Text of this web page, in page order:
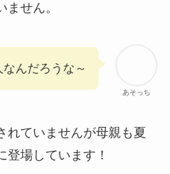
せん。
あそっち
んだろうな～
れていませんが母親も夏
場しています！